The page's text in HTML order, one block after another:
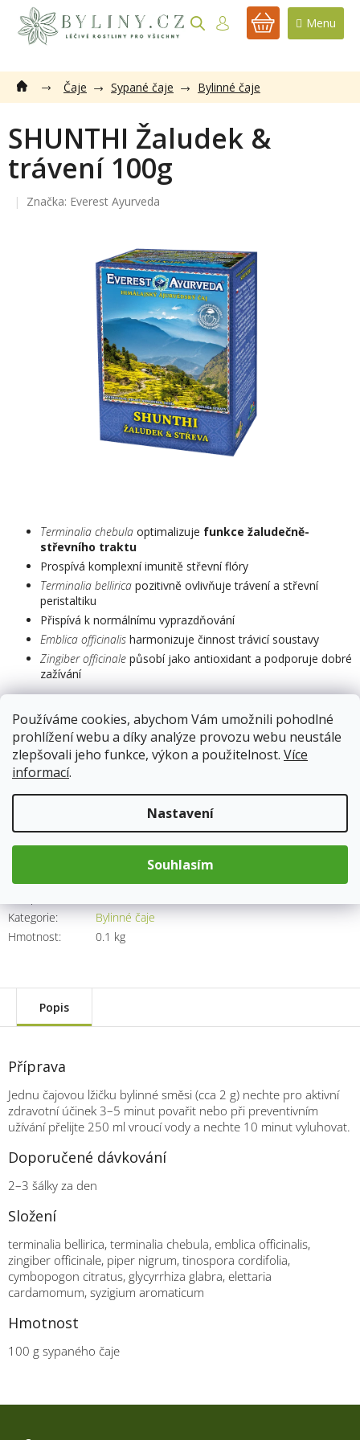
Používáme cookies, abychom Vám umožnili pohodlné
prohlížení webu a díky analýze provozu webu neustále
zlepšovali jeho funkce, výkon a použitelnost. Více
informací.
Nastavení
Souhlasím
obsah
NÁKUPNÍ
Čaje Sypané čaje Bylinné čaje
SHUNTHI Žaludek &
trávení 100g
Značka: Everest Ayurveda
Skladem 13.8.2026
Terminalia chebula optimalizuje funkce žaludečně-
střevního traktu
Prospívá komplexní imunitě střevní flóry
Terminalia bellirica pozitivně ovlivňuje trávení a střevní
peristaltiku
Přispívá k normálnímu vyprazdňování
Emblica officinalis harmonizuje činnost trávicí soustavy
Zingiber officinale působí jako antioxidant a podporuje dobré
zažívání
Kategorie:
Bylinné čaje
Hmotnost: 0.1 kg
147 Kč
Měrná
cena:
Popis
Příprava
Jednu čajovou lžičku bylinné směsi (cca 2 g) nechte pro aktivní
zdravotní účinek 3–5 minut povařit nebo při preventivním
užívání přelijte 250 ml vroucí vody a nechte 10 minut vyluhovat.
Doporučené dávkování
2–3 šálky za den
Složení
terminalia bellirica, terminalia chebula, emblica officinalis,
zingiber officinale, piper nigrum, tinospora cordifolia,
cymbopogon citratus, glycyrrhiza glabra, elettaria
cardamomum, syzigium aromaticum
Hmotnost
100 g sypaného čaje
Z